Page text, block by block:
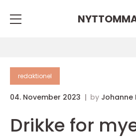
redaktionel
04. November 2023 by Johanne
Drikke for